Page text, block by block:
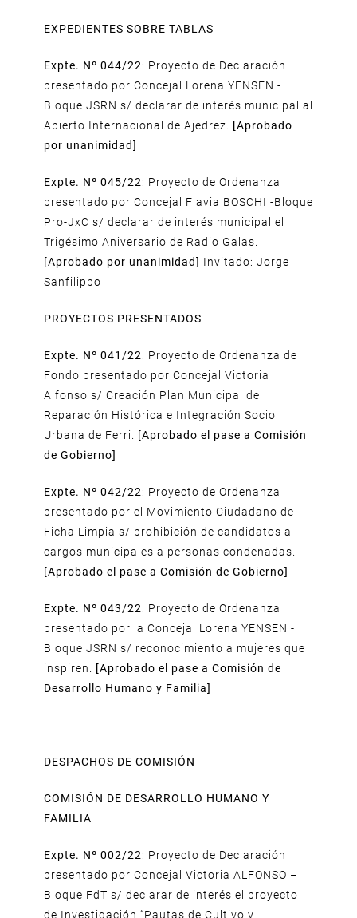
EXPEDIENTES SOBRE TABLAS
Expte. Nº 044/22: Proyecto de Declaración
presentado por Concejal Lorena YENSEN -
Bloque JSRN s/ declarar de interés municipal al
Abierto Internacional de Ajedrez.
[Aprobado
por unanimidad]
Expte. Nº 045/22: Proyecto de Ordenanza
presentado por Concejal Flavia BOSCHI -Bloque
Pro-JxC s/ declarar de interés municipal el
Trigésimo Aniversario de Radio Galas.
[Aprobado por unanimidad] Invitado: Jorge
Sanfilippo
PROYECTOS PRESENTADOS
Expte. Nº 041/22: Proyecto de Ordenanza de
Fondo presentado por Concejal Victoria
Alfonso s/ Creación Plan Municipal de
Reparación Histórica e Integración Socio
Urbana de Ferri.
[Aprobado el pase a Comisión
de Gobierno]
Expte. Nº 042/22: Proyecto de Ordenanza
presentado por el Movimiento Ciudadano de
Ficha Limpia s/ prohibición de candidatos a
cargos municipales a personas condenadas.
[Aprobado el pase a Comisión de Gobierno]
Expte. Nº 043/22: Proyecto de Ordenanza
presentado por la Concejal Lorena YENSEN -
Bloque JSRN s/ reconocimiento a mujeres que
inspiren.
[Aprobado el pase a Comisión de
Desarrollo Humano y Familia]
DESPACHOS DE COMISIÓN
COMISIÓN DE DESARROLLO HUMANO Y
FAMILIA
Expte. Nº 002/22: Proyecto de Declaración
presentado por Concejal Victoria ALFONSO –
Bloque FdT s/ declarar de interés el proyecto
de Investigación “Pautas de Cultivo y